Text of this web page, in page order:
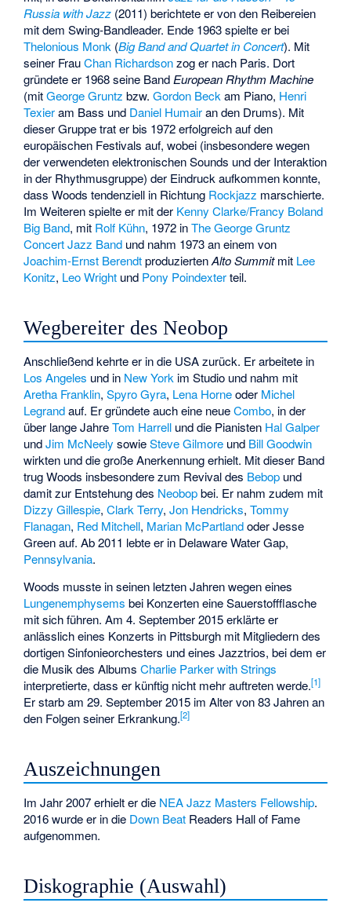
Russia with Jazz (2011) berichtete er von den Reibereien
mit dem Swing-Bandleader. Ende 1963 spielte er bei
Thelonious Monk (Big Band and Quartet in Concert). Mit
seiner FrauChan Richardsonzog er nach Paris. Dort
gründete er 1968 seine Band European Rhythm Machine
(mitGeorge Gruntz bzw.Gordon Beck am Piano, Henri
Texieram Bass und Daniel Humairan den Drums). Mit
dieser Gruppe trat er bis 1972 erfolgreich auf den
europäischen Festivals auf, wobei (insbesondere wegen
der verwendeten elektronischen Sounds und der Interaktion
in der Rhythmusgruppe) der Eindruck aufkommen konnte,
dass Woods tendenziell in Richtung Rockjazz marschierte.
Im Weiteren spielte er mit der Kenny Clarke/Francy Boland
Big Band, mit Rolf Kühn, 1972 inThe George Gruntz
Concert Jazz Band und nahm 1973 an einem von
Joachim-Ernst BerendtproduziertenAlto Summitmit Lee
Konitz, Leo Wright und Pony Poindexterteil.
Wegbereiter des Neobop
Anschließend kehrte er in die USA zurück. Er arbeitete in
Los Angeles und in New York im Studio und nahm mit
Aretha Franklin,Spyro Gyra, Lena Horneoder Michel
Legrandauf. Er gründete auch eine neueCombo, in der
über lange JahreTom Harrell und die Pianisten Hal Galper
undJim McNeely sowieSteve Gilmore und Bill Goodwin
wirkten und die große Anerkennung erhielt. Mit dieser Band
trug Woods insbesondere zum Revival des Bebop und
damit zur Entstehung des Neobopbei. Er nahm zudem mit
Dizzy Gillespie,Clark Terry,Jon Hendricks,Tommy
Flanagan, Red Mitchell, Marian McPartlandoderJesse
Greenauf. Ab 2011 lebte er in Delaware Water Gap,
Pennsylvania.
Woods musste in seinen letzten Jahren wegen eines
Lungenemphysems bei Konzerten eine Sauerstoffflasche
mit sich führen. Am 4. September 2015 erklärte er
anlässlich eines Konzerts in Pittsburgh mit Mitgliedern des
dortigen Sinfonieorchesters und eines Jazztrios, bei dem er
die Musik des AlbumsCharlie Parker with Strings
interpretierte, dass er künftig nicht mehr auftreten werde.[1]
Er starb am 29. September 2015 im Alter von 83 Jahren an
den Folgen seiner Erkrankung.[2]
Auszeichnungen
Im Jahr 2007 erhielt er die NEA Jazz Masters Fellowship.
2016 wurde er in die Down Beat Readers Hall of Fame
aufgenommen.
Diskographie (Auswahl)